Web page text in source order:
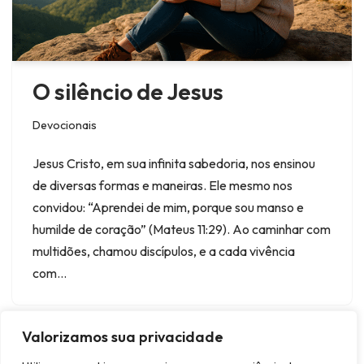
Valorizamos sua privacidade
O silêncio de Jesus
Devocionais
Jesus Cristo, em sua infinita sabedoria, nos ensinou
de diversas formas e maneiras. Ele mesmo nos
convidou: “Aprendei de mim, porque sou manso e
humilde de coração” (Mateus 11:29). Ao caminhar com
multidões, chamou discípulos, e a cada vivência
com…